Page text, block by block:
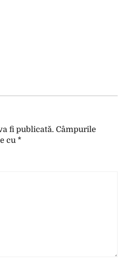
fi publicată. Câmpurile
cu *